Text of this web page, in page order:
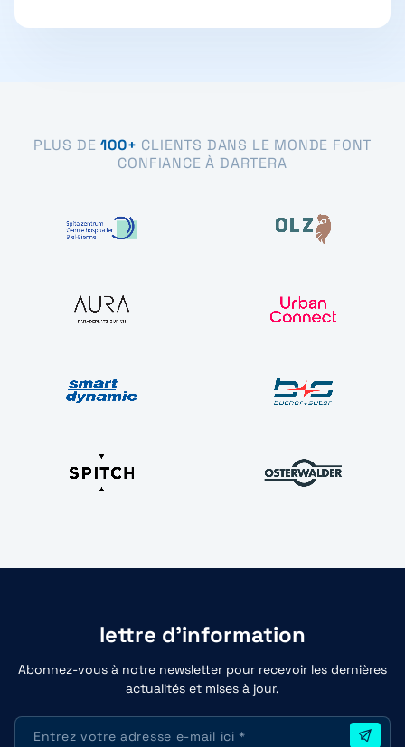
PLUS DE100+ CLIENTS DANS LE MONDE FONT
CONFIANCE À DARTERA
lettre d'information
Abonnez-vous à notre newsletter pour recevoir les dernières
actualités et mises à jour.